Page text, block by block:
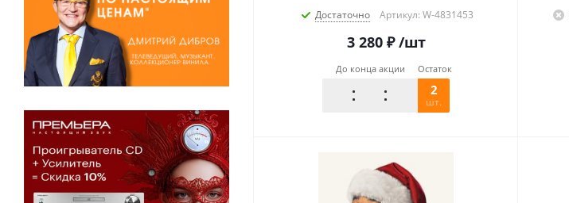
Достаточно Артикул: W-4831453
3 280₽ /шт
До конца акции Остаток
2
шт.